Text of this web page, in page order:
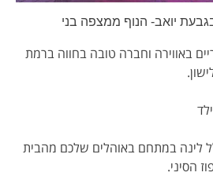
יואב- הנוף ממצפה בני
באווירה וחברה טובה בחווה ברמת
לינה במתחם באוהלים שלכם מהבית
הסיני.